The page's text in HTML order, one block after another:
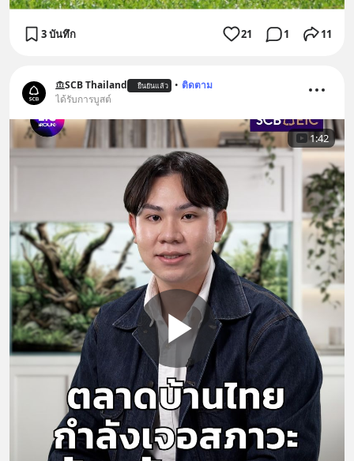
3 บันทึก 21 1 11
SCB Thailand ยืนยันแล้ว • ติดตาม
ได้รับการบูสต์
1:42